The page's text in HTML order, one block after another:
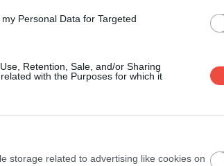
Personal Data for Targeted
Retention, Sale, and/or Sharing
with the Purposes for which it
storage related to advertising like cookies on